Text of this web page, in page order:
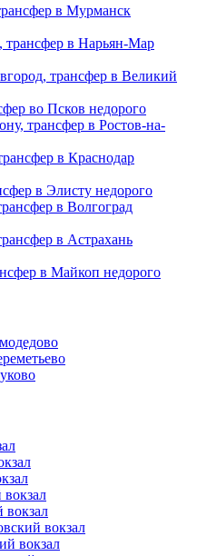
в Мурманск
в Нарьян-Мар
трансфер в Великий
во Псков недорого
трансфер в Ростов-на-
в Краснодар
в Элисту недорого
в Волгоград
в Астрахань
в Майкоп недорого
вокзал
вокзал
вокзал